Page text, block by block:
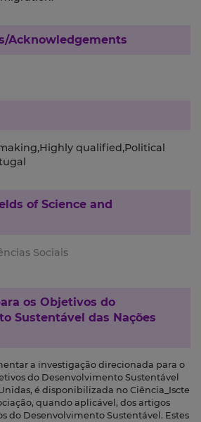
Acknowledgements
qualified,Political
of Science and
Sociais
os Objetivos do
Sustentável das Nações
a investigação direcionada para o
do Desenvolvimento Sustentável
é disponibilizada no Ciência_Iscte
quando aplicável, dos artigos
do Desenvolvimento Sustentável. Estes